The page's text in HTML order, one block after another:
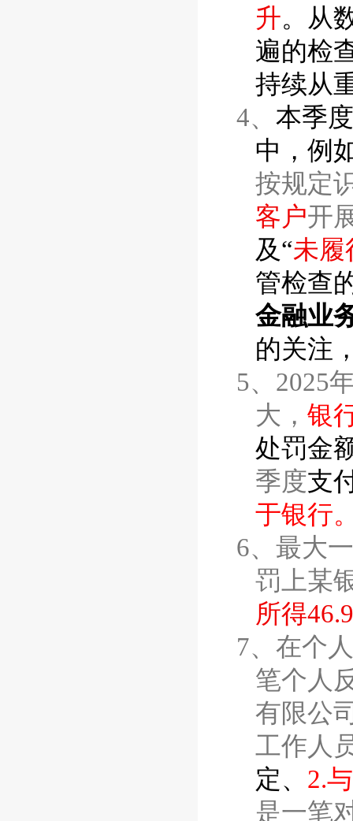
升。从
遍的检
持续从
4、 本季
中，例
按规定
客户开
及“未履
管检查
金融业
的关注
5、 2025
大， 银
处罚金
季度支
于银行
6、 最大
罚上某
所得
7、 在个人
笔个人
有限公
工作人
定、 2.
是一笔